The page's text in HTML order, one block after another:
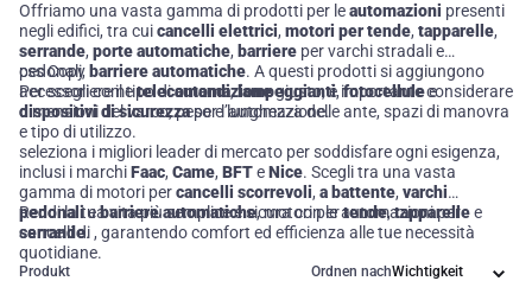
Offriamo una vasta gamma di prodotti per leautomazioni presenti
negli edifici, tra cuicancelli elettrici, motori per tende, tapparelle,
serrande, porte automatiche, barriere per varchi stradali e
pedonali, barriere automatiche. A questi prodotti si aggiungono
accessori cometelecomandi,lampeggianti,fotocellulee
dispositivi di sicurezzaper l’automazione.
css Copy
Per scegliere il tipo diautomazionegiusto, è importante considerare
dimensioni del varco, peso e lunghezza delle ante, spazi di manovra
e tipo di utilizzo.
seleziona i migliori leader di mercato per soddisfare ogni esigenza,
inclusi i marchiFaac, Came, BFTeNice. Scegli tra una vasta
gamma di motori percancelli scorrevoli, a battente, varchi
pedonaliebarriere automatiche, motori pertende,tapparellee
serrande.
Rendi la tua vita più semplice e sicura con le automazioni per
cancelli di, garantendo comfort ed efficienza alle tue necessità
quotidiane.
Produkt Ordnen nach